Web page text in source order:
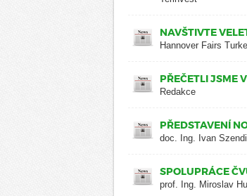
NAVŠTIVTE
Hannover Fairs
PŘEČETLI JSME
Redakce
PŘEDSTAVENÍ
doc. Ing. Ivan
SPOLUPRÁCE
prof. Ing. Miroslav